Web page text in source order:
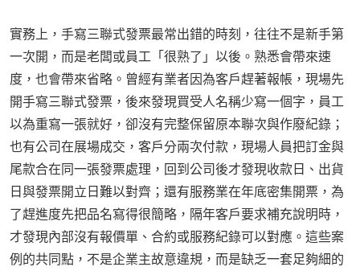
實務上，手寫三聯式發票最常出錯的時刻，往往不是新手第
一次開，而是老闆或員工「很熟了」以後。熟悉會帶來速
度，也會帶來省略。曾經有業者因為客戶趕著報帳，現場先
開手寫三聯式發票，後來發現買受人名稱少寫一個字，員工
以為重寫一張就好，卻沒有完整保留原本聯次與作廢紀錄；
也有公司在展場成交，客戶分兩次付款，現場人員把訂金與
尾款合在同一張發票處理，回到公司後才發現收款日、出貨
日與發票開立日難以對齊；還有服務業在年底密集開票，為
了趕進度先把品名寫得很簡略，隔年客戶要求補充說明時，
才發現內部沒有報價單、合約或服務紀錄可以對應。這些案
例的共同點，不是企業主故意違規，而是缺乏一套足夠細的